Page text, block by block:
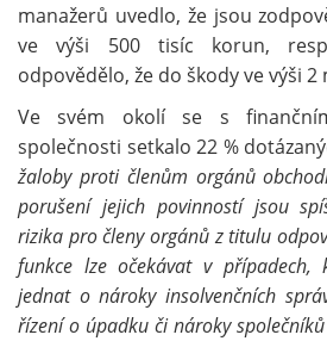
manažerů uvedlo, že jsou
ve výši 500 tisíc korun,
odpovědělo, že do škody ve výši
Ve svém okolí se s
společnosti setkalo 22 %
žaloby proti členům orgánů
porušení jejich povinností jsou
rizika pro členy orgánů z titulu
funkce lze očekávat v případech,
jednat o nároky insolvenčních
řízení o úpadku či nároky